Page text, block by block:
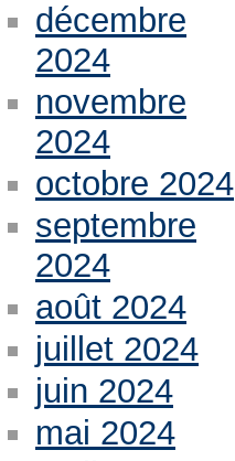
décembre
2024
novembre
2024
octobre 2024
septembre
2024
août 2024
juillet 2024
juin 2024
mai 2024